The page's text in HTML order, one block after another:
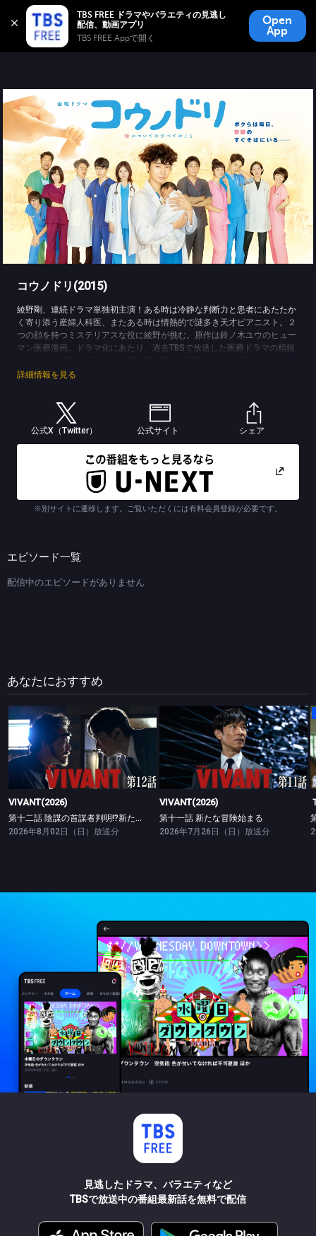
TBS FREE ドラマやバラエティの見逃し
TBS FREE Appで開く
Open
App
TBS FREE
無料見逃し配信
コウノドリ(2015)
綾野剛、連続ドラマ単独初主演！ある時は冷静な判断力と患者にあたたか
く寄り添う産婦人科医、またある時は情熱的で謎多き天才ピアニスト。２
つの顔を持つミステリアスな役に綾野が挑む。原作は鈴ノ木ユウのヒュー
マン医療漫画。ドラマ化にあたり、過去TBSで放送した医療ドラマの精鋭
ヒットを飛ばした土井裕泰が務める。産婦人科医にフォーカスをあて、
(C)TBS (C)鈴ノ木ユウ／講談社
詳細情報を見る
公式X（Twitter） 公式サイト シェア
※別サイトに遷移します。ご覧いただくには有料会員登録が必要です。
エピソード一覧
配信中のエピソードがありません
あなたにおすすめ
VIVANT(2026)
VIVANT(2026)
第十二話 陰謀の首謀者判明!?新たな仲間との対峙
2026年8月02日（日）放送分
VIVANT(2026)
第十一話 新たな冒険始まる
VIVANT(2026)
第十一話 新たな冒険始まる
2026年7月26日（日）放送分
見逃したドラマ、バラエティなど
TBSで放送中の番組最新話を無料で配信